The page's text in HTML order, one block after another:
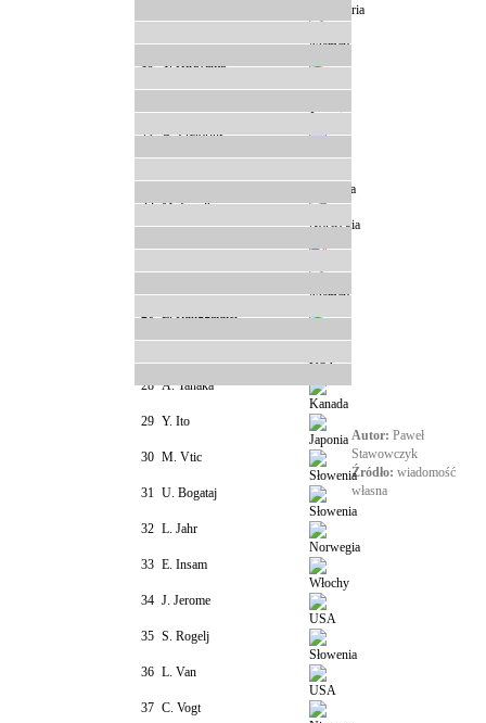
19 Y. Hirayama
21 A. Pretorius
23 M. Lundby
26 E. Runggaldier
28 A. Tanaka
29 Y. Ito
30 M. Vtic
31 U. Bogataj
32 L. Jahr
33 E. Insam
34 J. Jerome
35 S. Rogelj
36 L. Van
37 C. Vogt
Autor: Paweł
Stawowczyk
Źródło: wiadomość
własna